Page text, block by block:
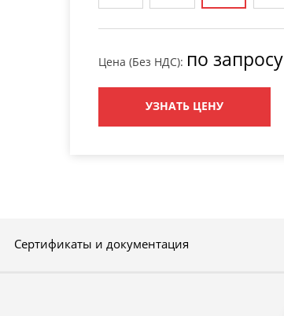
Цена (Без НДС): по запросу
УЗНАТЬ ЦЕНУ
Сертификаты и документация